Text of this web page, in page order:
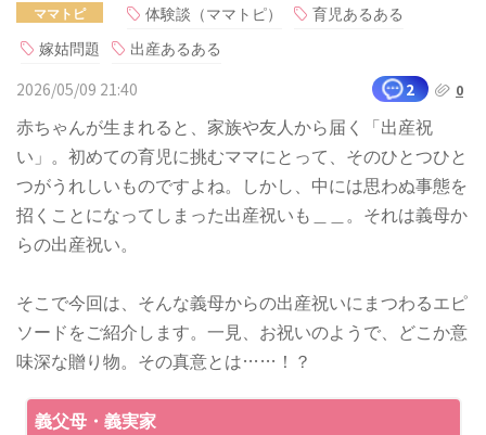
ママトピ 体験談（ママトピ）
育児あるある
嫁姑問題
出産あるある
2026/05/09 21:40
2 0
赤ちゃんが生まれると、家族や友人から届く「出産祝
い」。初めての育児に挑むママにとって、そのひとつひと
つがうれしいものですよね。しかし、中には思わぬ事態を
招くことになってしまった出産祝いも＿＿。それは義母か
らの出産祝い。
そこで今回は、そんな義母からの出産祝いにまつわるエピ
ソードをご紹介します。一見、お祝いのようで、どこか意
味深な贈り物。その真意とは……！？
義父母・義実家